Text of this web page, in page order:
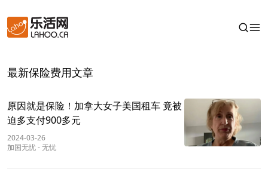
最新保险费用文章
原因就是保险！加拿大女子美国租车 竟被
迫多支付900多元
2024-03-26
加国无忧-无忧